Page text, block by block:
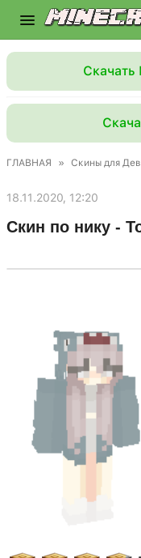
Скачать
ГЛАВНАЯ » Скины для
18.11.2020, 12:20
Скин по нику -